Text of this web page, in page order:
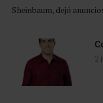
Sheinbaum, dejó
2